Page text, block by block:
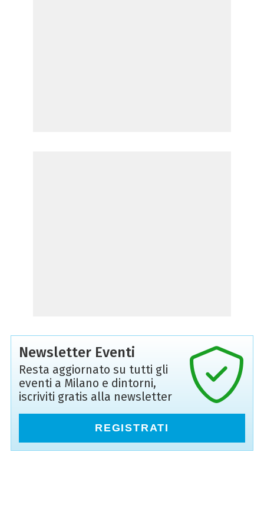
Newsletter Eventi
Resta aggiornato su tutti gli
eventi a Milano e dintorni,
iscriviti gratis alla newsletter
REGISTRATI